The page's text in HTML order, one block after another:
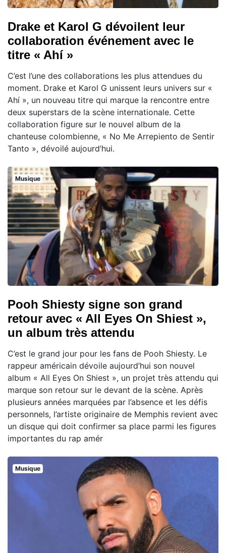
Drake et Karol G dévoilent leur
collaboration événement avec le
titre « Ahí »
C’est l’une des collaborations les plus attendues du
moment. Drake et Karol G unissent leurs univers sur «
Ahí », un nouveau titre qui marque la rencontre entre
deux superstars de la scène internationale. Cette
collaboration figure sur le nouvel album de la
chanteuse colombienne, « No Me Arrepiento de Sentir
Tanto », dévoilé aujourd’hui.
Musique
Pooh Shiesty signe son grand
retour avec « All Eyes On Shiest »,
un album très attendu
C’est le grand jour pour les fans de Pooh Shiesty. Le
rappeur américain dévoile aujourd’hui son nouvel
album « All Eyes On Shiest », un projet très attendu qui
marque son retour sur le devant de la scène. Après
plusieurs années marquées par l’absence et les défis
personnels, l’artiste originaire de Memphis revient avec
un disque qui doit confirmer sa place parmi les figures
importantes du rap amér
Musique